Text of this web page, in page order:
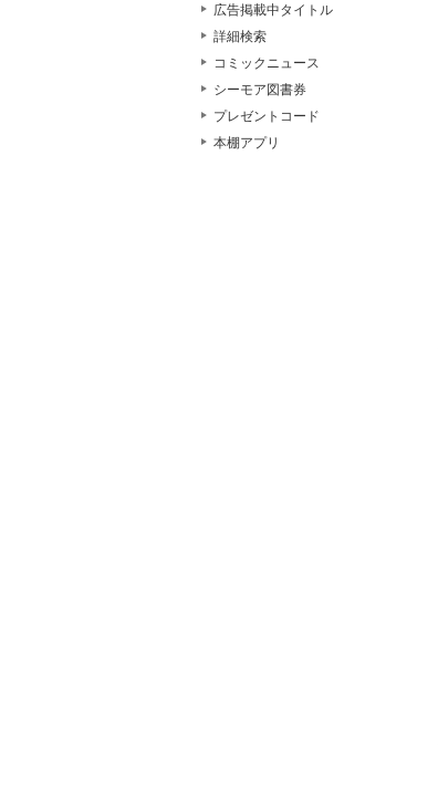
広告掲載中タイトル
詳細検索
コミックニュース
シーモア図書券
プレゼントコード
本棚アプリ